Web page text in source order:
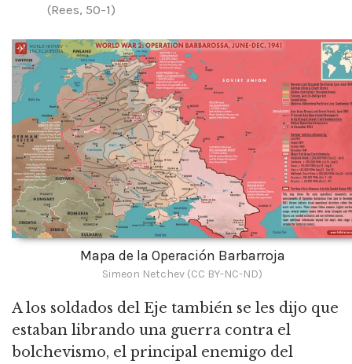
(Rees, 50-1)
Mapa de la Operación Barbarroja
Simeon Netchev (CC BY-NC-ND)
A los soldados del Eje también se les dijo que
estaban librando una guerra contra el
bolchevismo, el principal enemigo del